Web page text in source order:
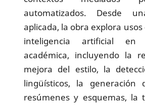
automatizados. Desde
aplicada, la obra explora
inteligencia artificial en
académica, incluyendo la
mejora del estilo, la
lingüísticos, la generación
resúmenes y esquemas, la